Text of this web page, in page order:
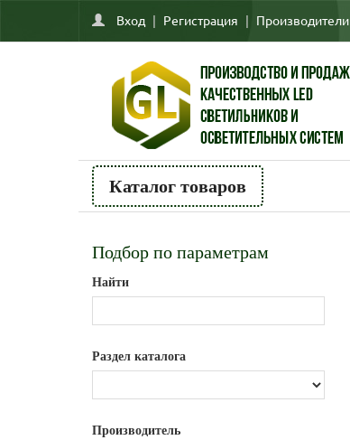
Вход | Регистрация | Производители
Каталог товаров
Подбор по параметрам
Найти
Раздел каталога
Производитель